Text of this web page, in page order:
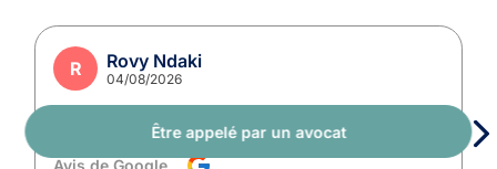
Être appelé par un avocat
R Rovy Ndaki
04/08/2026
Avis de Google